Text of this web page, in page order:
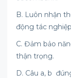
B. Luôn nhận
động tác
C. Đảm bảo
thận trọng.
D. Câu a, b